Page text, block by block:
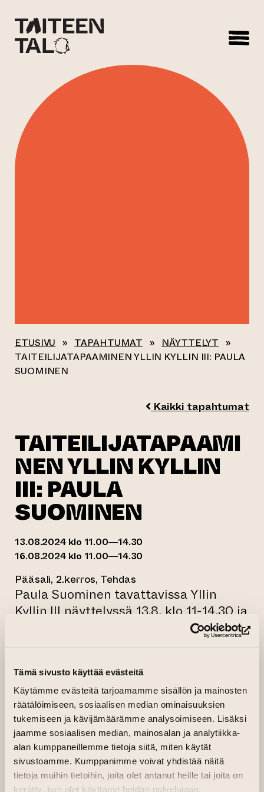
Tämä sivusto käyttää evästeitä
Käytämme evästeitä tarjoamamme sisällön ja mainosten
räätälöimiseen, sosiaalisen median ominaisuuksien
tukemiseen ja kävijämäärämme analysoimiseen. Lisäksi
jaamme sosiaalisen median, mainosalan ja analytiikka-
alan kumppaneillemme tietoja siitä, miten käytät
sivustoamme. Kumppanimme voivat yhdistää näitä
tietoja muihin tietoihin, joita olet antanut heille tai joita on
kerätty, kun olet käyttänyt heidän palvelujaan.
ETUSIVU » TAPAHTUMAT » NÄYTTELYT »
TAITEILIJATAPAAMINEN YLLIN KYLLIN III: PAULA
SUOMINEN
Kaikki tapahtumat
TAITEILIJATAPAAMI
NEN YLLIN KYLLIN
III: PAULA
SUOMINEN
13.08.2024 klo 11.00—14.30
16.08.2024 klo 11.00—14.30
Pääsali, 2.kerros, Tehdas
Paula Suominen tavattavissa Yllin
Kyllin III näyttelyssä 13.8. klo 11-14.30 ja
piirustuksissaan ihmisen iki-aikaisia
yhteyksiä luontoon ja mytologiaan, lajien
välistä tasa-arvoa sekä haavoittumisen ja
eheytymisen teemoja. Piirtäminen on
moniaistinen kokemus; se vie tekijänsä
välittömään kokemukseen katsomalla,
liikkumalla, tuntemalla ja näkemällä.
Suomisen työskentelyssä korostuu hiili